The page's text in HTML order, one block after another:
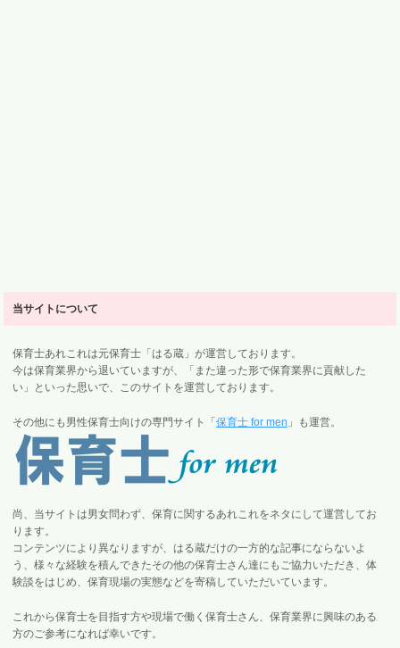
当サイトについて
保育士あれこれは元保育士「はる蔵」が運営しております。
今は保育業界から退いていますが、「また違った形で保育業界に貢献した
い」といった思いで、このサイトを運営しております。
その他にも男性保育士向けの専門サイト「保育士 for men 」も運営。
尚、当サイトは男女問わず、保育に関するあれこれをネタにして運営してお
ります。
コンテンツにより異なりますが、はる蔵だけの一方的な記事にならないよ
う、様々な経験を積んできたその他の保育士さん達にもご協力いただき、体
験談をはじめ、保育現場の実態などを寄稿していただいています。
これから保育士を目指す方や現場で働く保育士さん、保育業界に興味のある
方のご参考になれば幸いです。